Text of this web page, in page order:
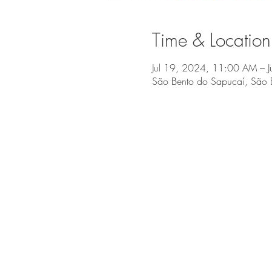
Time & Location
Jul 19, 2024, 11:00 AM –
São Bento do Sapucaí,